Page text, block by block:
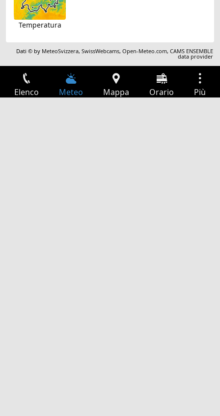
Temperatura
Dati © by MeteoSvizzera,SwissWebcams,Open-Meteo.com,CAMS ENSEMBLE
data provider
Elenco Meteo Mappa Orario Più